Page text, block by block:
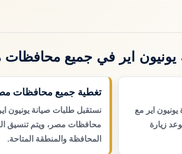
يونيون اير في جميع
اير مع
زيارة
تغطية جميع محافظات
نستقبل طلبات صيانة يونيون
محافظات مصر، ويتم تنسيق
المحافظة والمنطقة المتاحة.